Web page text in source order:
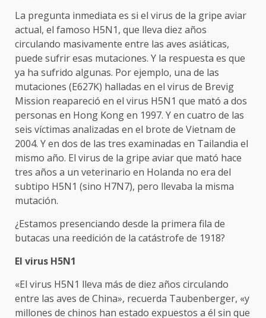
La pregunta inmediata es si el virus de la gripe aviar
actual, el famoso H5N1, que lleva diez años
circulando masivamente entre las aves asiáticas,
puede sufrir esas mutaciones. Y la respuesta es que
ya ha sufrido algunas. Por ejemplo, una de las
mutaciones (E627K) halladas en el virus de Brevig
Mission reapareció en el virus H5N1 que mató a dos
personas en Hong Kong en 1997. Y en cuatro de las
seis víctimas analizadas en el brote de Vietnam de
2004. Y en dos de las tres examinadas en Tailandia el
mismo año. El virus de la gripe aviar que mató hace
tres años a un veterinario en Holanda no era del
subtipo H5N1 (sino H7N7), pero llevaba la misma
mutación.
¿Estamos presenciando desde la primera fila de
butacas una reedición de la catástrofe de 1918?
El virus H5N1
«El virus H5N1 lleva más de diez años circulando
entre las aves de China», recuerda Taubenberger, «y
millones de chinos han estado expuestos a él sin que